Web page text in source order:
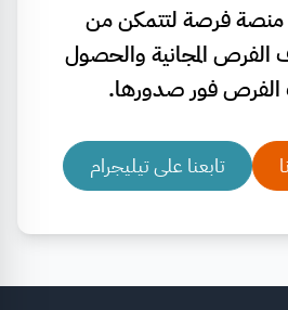
منصة فرصة لتتمكن من
الفرص المجانية والحصول
فور صدورها.
تابعنا على تيليجرام